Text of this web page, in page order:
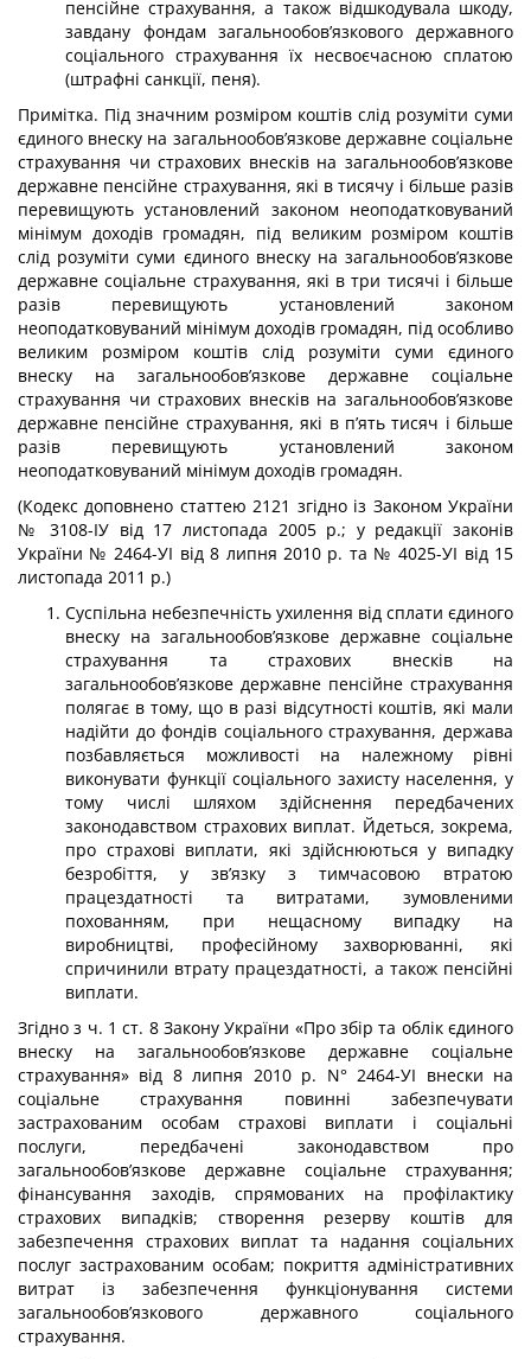
пенсійне страхування, а також відшкодувала шкоду,
завдану фондам загальнообов’язкового державного
соціального страху­вання їх несвоєчасною сплатою
(штрафні санкції, пеня).
Примітка. Під значним розміром коштів слід розуміти суми
єдиного внеску на загальнообов’язкове державне соціальне
страхування чи страхових внесків на загальнообов’язкове
державне пенсійне страхування, які в тисячу і більше разів
перевищують установлений законом неоподатковуваний
мінімум доходів громадян, під великим розміром коштів
слід розуміти суми єдиного внеску на загальнообов’язкове
державне соціальне страхування, які в три тисячі і більше
разів перевищують установлений законом
неоподатковуваний мінімум доходів громадян, під особливо
великим розміром коштів слід розуміти суми єдиного
внеску на загальнообов’язкове державне соціальне
страхування чи страхових внесків на загальнообов’язкове
державне пенсійне страхування, які в п’ять тисяч і більше
разів перевищують установлений законом
неоподатковуваний мінімум доходів громадян.
(Кодекс доповнено статтею 2121 згідно із Законом України
№ 3108-ІУ від 17 листопада 2005 р.; у редакції законів
України № 2464-УІ від 8 липня 2010 р. та № 4025-УІ від 15
листопада 2011 р.)
Суспільна небезпечність ухилення від сплати єдиного
внеску на загальнообов’яз­кове державне соціальне
страхування та страхових внесків на
загальнообов’язкове державне пенсійне страхування
полягає в тому, що в разі відсутності коштів, які мали
надійти до фондів соціального страхування, держава
позбавляється можливості на належному рівні
виконувати функції соціального захисту населення, у
тому числі шляхом здійснення передбачених
законодавством страхових виплат. Йдеться, зокрема,
про страхові виплати, які здійснюються у випадку
безробіття, у зв’язку з тимчасовою втратою
працездатності та витратами, зумовленими
похованням, при нещасному ви­падку на
виробництві, професійному захворюванні, які
спричинили втрату праце­здатності, а також пенсійні
виплати.
Згідно з ч. 1 ст. 8 Закону України «Про збір та облік єдиного
внеску на загальнообов’язкове державне соціальне
страхування» від 8 липня 2010 р. N° 2464-УІ внески на
соціальне страхування повинні забезпечувати
застрахованим особам стра­хові виплати і соціальні
послуги, передбачені законодавством про
загальнообов’язкове державне соціальне страхування;
фінансування заходів, спрямованих на профілакти­ку
страхових випадків; створення резерву коштів для
забезпечення страхових виплат та надання соціальних
послуг застрахованим особам; покриття адміністративних
витрат із забезпечення функціонування системи
загальнообов’язкового державного соціального
страхування.